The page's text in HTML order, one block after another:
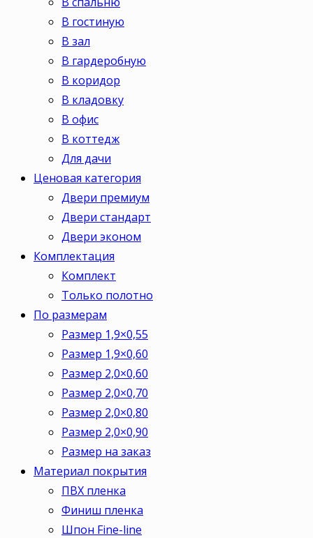
В гостиную
В зал
В гардеробную
В коридор
В кладовку
В офис
В коттедж
Для дачи
Ценовая категория
Двери премиум
Двери стандарт
Двери эконом
Комплектация
Комплект
Только полотно
По размерам
Размер 1,9×0,55
Размер 1,9×0,60
Размер 2,0×0,60
Размер 2,0×0,70
Размер 2,0×0,80
Размер 2,0×0,90
Размер на заказ
Материал покрытия
ПВХ пленка
Финиш пленка
Шпон Fine-line